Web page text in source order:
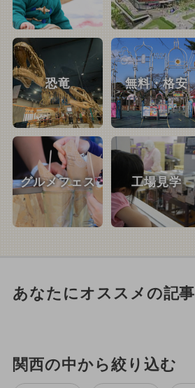
恐竜 無料・格安
グルメフェス 工場見学
あなたにオススメの記事
関西の中から絞り込む